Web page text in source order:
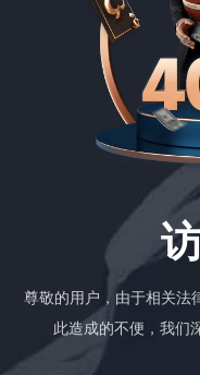
尊敬的用户，由于相关法
此造成的不便，我们